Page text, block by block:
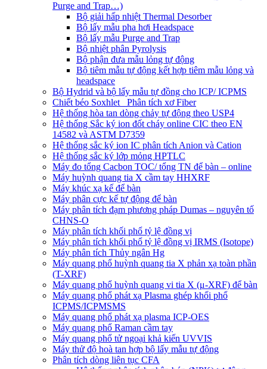
Purge and Trap…)
Bộ giải hấp nhiệt Thermal Desorber
Bộ lấy mẫu pha hơi Headspace
Bộ lấy mẫu Purge and Trap
Bộ nhiệt phân Pyrolysis
Bộ phận đưa mẫu lỏng tự động
Bộ tiêm mẫu tự động kết hợp tiêm mẫu lỏng và
headspace
Bộ Hydrid và bộ lấy mẫu tự đồng cho ICP/ ICPMS
Chiết béo Soxhlet_ Phân tích xơ Fiber
Hệ thống hòa tan dòng chảy tự động theo USP4
Hệ thống Sắc ký ion đốt cháy online CIC theo EN
14582 và ASTM D7359
Hệ thống sắc ký ion IC phân tích Anion và Cation
Hệ thống sắc ký lớp mỏng HPTLC
Máy đo tổng Cacbon TOC/ tổng TN để bàn – online
Máy huỳnh quang tia X cầm tay HHXRF
Máy khúc xạ kế để bàn
Máy phân cực kế tự động để bàn
Máy phân tích đạm phương pháp Dumas – nguyên tố
CHNS-O
Máy phân tích khối phổ tỷ lệ đồng vị
Máy phân tích khối phổ tỷ lệ đồng vị IRMS (Isotope)
Máy phân tích Thủy ngân Hg
Máy quang phổ huỳnh quang tia X phản xạ toàn phần
(T-XRF)
Máy quang phổ huỳnh quang vi tia X (μ-XRF) để bàn
Máy quang phổ phát xạ Plasma ghép khối phổ
ICPMS/ICPMSMS
Máy quang phổ phát xạ plasma ICP-OES
Máy quang phổ Raman cầm tay
Máy quang phổ tử ngoại khả kiến UVVIS
Máy thử độ hoà tan hợp bộ lấy mẫu tự động
Phân tích dòng liên tục CFA